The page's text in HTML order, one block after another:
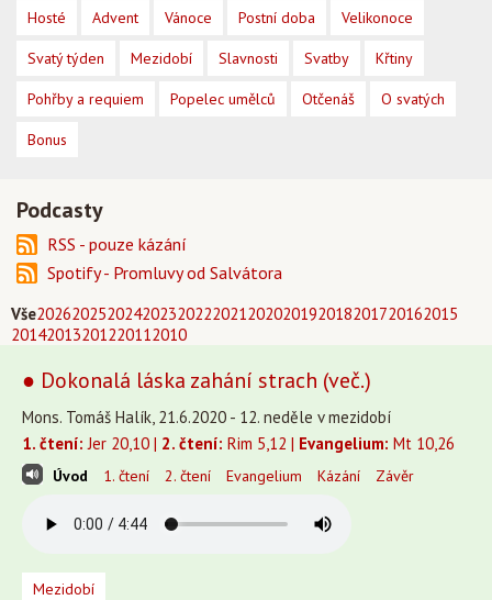
Vše202620252024202320222021202020192018201720162015
20142013201220112010
● Dokonalá láska zahání strach (več.)
Mons. Tomáš Halík, 21.6.2020 - 12. neděle v mezidobí
1. čtení: Jer 20,10 | 2. čtení: Rim 5,12 | Evangelium: Mt 10,26
Úvod 1. čtení 2. čtení Evangelium Kázání Závěr
Mezidobí
Hosté Advent Vánoce Postní doba Velikonoce
Svatý týden Mezidobí Slavnosti Svatby Křtiny
Pohřby a requiem Popelec umělců Otčenáš O svatých
Bonus
Podcasty
RSS - pouze kázání
Spotify - Promluvy od Salvátora